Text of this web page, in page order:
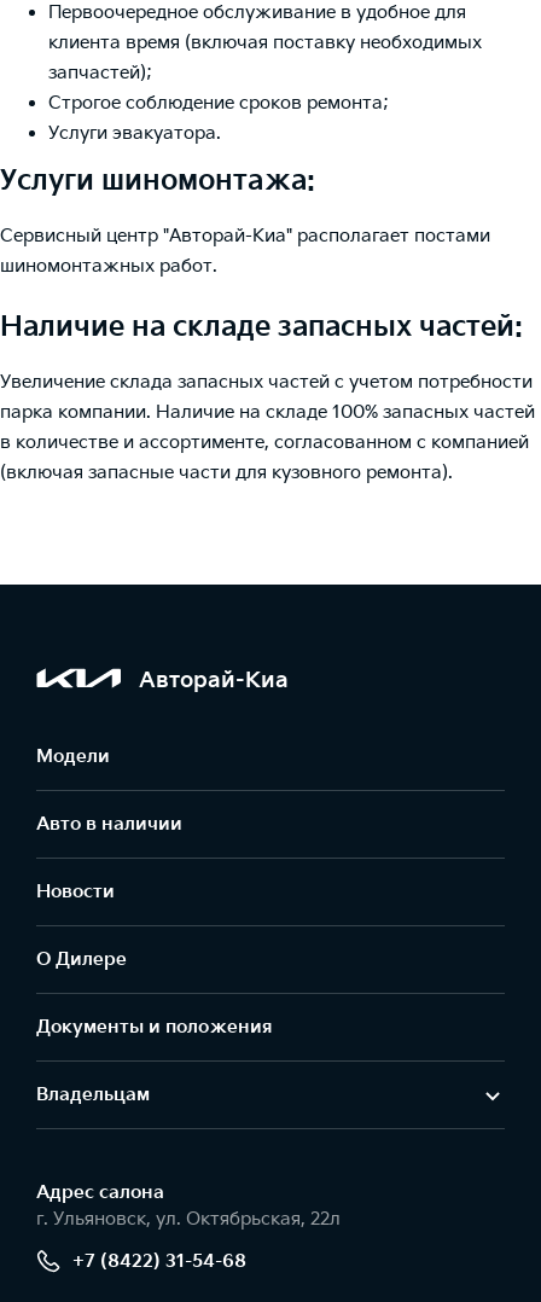
Первоочередное обслуживание в удобное для
клиента время (включая поставку необходимых
запчастей);
Строгое соблюдение сроков ремонта;
Услуги эвакуатора.
Услуги шиномонтажа:
Сервисный центр "Авторай-Киа" располагает постами
шиномонтажных работ.
Наличие на складе запасных частей:
Увеличение склада запасных частей с учетом потребности
парка компании. Наличие на складе 100% запасных частей
в количестве и ассортименте, согласованном с компанией
(включая запасные части для кузовного ремонта).
Авторай-Киа
Модели
Авто в наличии
Новости
О Дилере
Документы и положения
Владельцам
Адрес салонa
г. Ульяновск, ул. Октябрьская, 22л
+7 (8422) 31-54-68